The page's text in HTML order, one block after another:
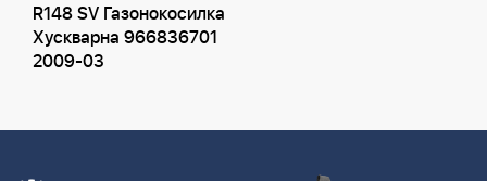
R148 SV Газонокосилка
Хускварна 966836701
2009-03